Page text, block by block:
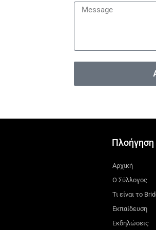
Πλοήγηση
Αρχική
Ο Σύλλογος
Τι είναι το
Εκπαίδευση
Εκδηλώσεις​